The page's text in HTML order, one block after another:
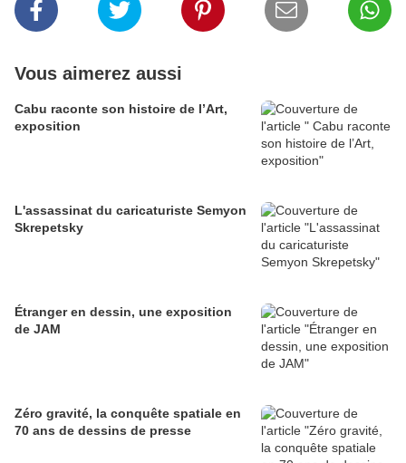
Vous aimerez aussi
Cabu raconte son histoire de l’Art,
exposition
L'assassinat du caricaturiste Semyon
Skrepetsky
Étranger en dessin, une exposition
de JAM
Zéro gravité, la conquête spatiale en
70 ans de dessins de presse